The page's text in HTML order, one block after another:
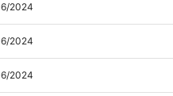
2024
2024
2024